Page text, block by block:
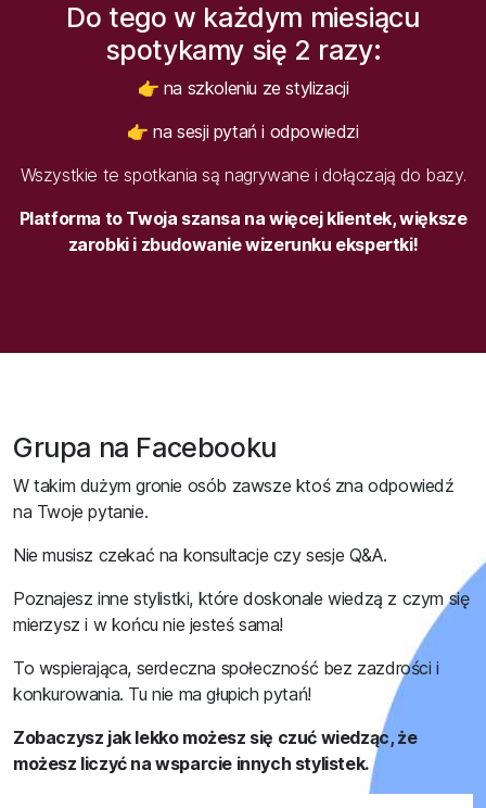
Do tego w każdym miesiącu
spotykamy się 2 razy:
👉 na szkoleniu ze stylizacji
👉 na sesji pytań i odpowiedzi
Wszystkie te spotkania są nagrywane i dołączają do bazy.
Platforma to Twoja szansa na więcej klientek, większe
zarobki i zbudowanie wizerunku ekspertki!
Grupa na Facebooku
W takim dużym gronie osób zawsze ktoś zna odpowiedź
na Twoje pytanie.
Nie musisz czekać na konsultacje czy sesje Q&A.
Poznajesz inne stylistki, które doskonale wiedzą z czym się
mierzysz i w końcu nie jesteś sama!
To wspierająca, serdeczna społeczność bez zazdrości i
konkurowania. Tu nie ma głupich pytań!
Zobaczysz jak lekko możesz się czuć wiedząc, że
możesz liczyć na wsparcie innych stylistek.